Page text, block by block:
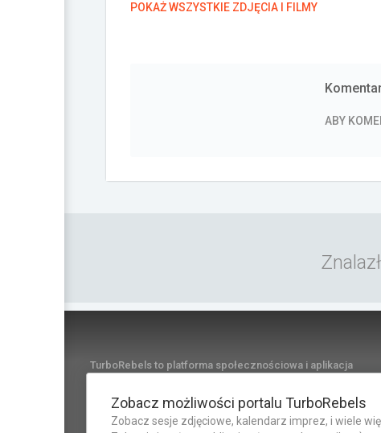
Zobacz możliwości portalu TurboRebels
Zobacz sesje zdjęciowe, kalendarz imprez, i wiele
POKAŻ WSZYSTKIE ZDJĘCIA I FILMY
ABY
TurboRebels to platforma społecznościowa i aplikacja
mobilna dla fanów motoryzacji.
INFORMACJE I KONTAKT